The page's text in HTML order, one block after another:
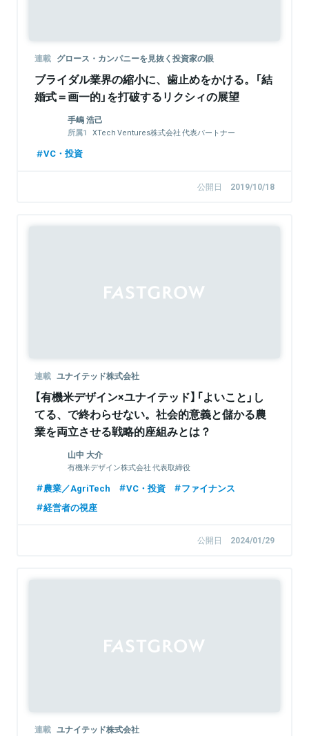
連載 グロース・カンパニーを見抜く投資家の眼
ブライダル業界の縮小に、歯止めをかける。「結
婚式＝画一的」を打破するリクシィの展望
手嶋 浩己
XTech Ventures株式会社 代表パートナー
VC・投資
公開日 2019/10/18
連載 ユナイテッド株式会社
【有機米デザイン×ユナイテッド】「よいこと」し
てる、で終わらせない。社会的意義と儲かる農
業を両立させる戦略的座組みとは？
山中 大介
有機米デザイン株式会社 代表取締役
農業／AgriTech VC・投資
ファイナンス
経営者の視座
公開日 2024/01/29
連載 ユナイテッド株式会社